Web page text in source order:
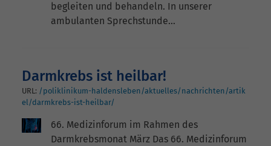
begleiten und behandeln. In unserer
ambulanten Sprechstunde…
Darmkrebs ist heilbar!
URL: /poliklinikum-haldensleben/aktuelles/nachrichten/artik
el/darmkrebs-ist-heilbar/
66. Medizinforum im Rahmen des
Darmkrebsmonat März Das 66. Medizinforum